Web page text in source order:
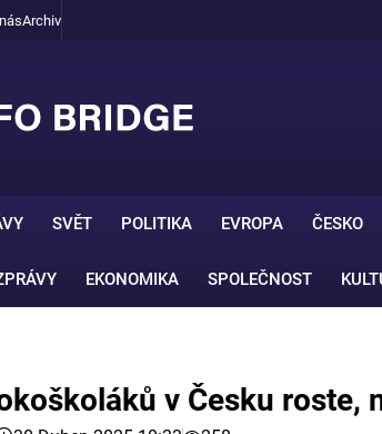
Archiv
SVĚT POLITIKA EVROPA ČESKO
EKONOMIKA SPOLEČNOST
v Česku roste,